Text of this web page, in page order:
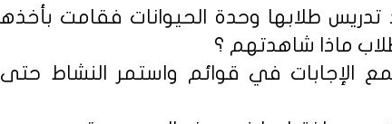
تدريس طلابها وحدة الحيوانات فقامت
ماذا شاهدتهم ؟
الإجابات في قوائم واستمر النشاط